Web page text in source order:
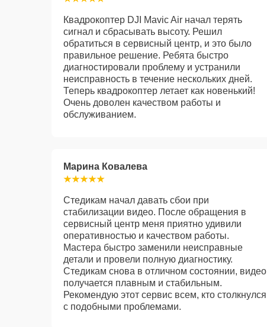
Квадрокоптер DJI Mavic Air начал терять
сигнал и сбрасывать высоту. Решил
обратиться в сервисный центр, и это было
правильное решение. Ребята быстро
диагностировали проблему и устранили
неисправность в течение нескольких дней.
Теперь квадрокоптер летает как новенький!
Очень доволен качеством работы и
обслуживанием.
Марина Ковалева
Стедикам начал давать сбои при
стабилизации видео. После обращения в
сервисный центр меня приятно удивили
оперативностью и качеством работы.
Мастера быстро заменили неисправные
детали и провели полную диагностику.
Стедикам снова в отличном состоянии, видео
получается плавным и стабильным.
Рекомендую этот сервис всем, кто столкнулся
с подобными проблемами.